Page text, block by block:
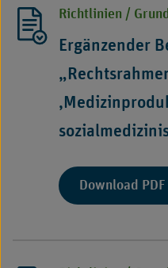
Ergänzender
Richtlinien /
Download